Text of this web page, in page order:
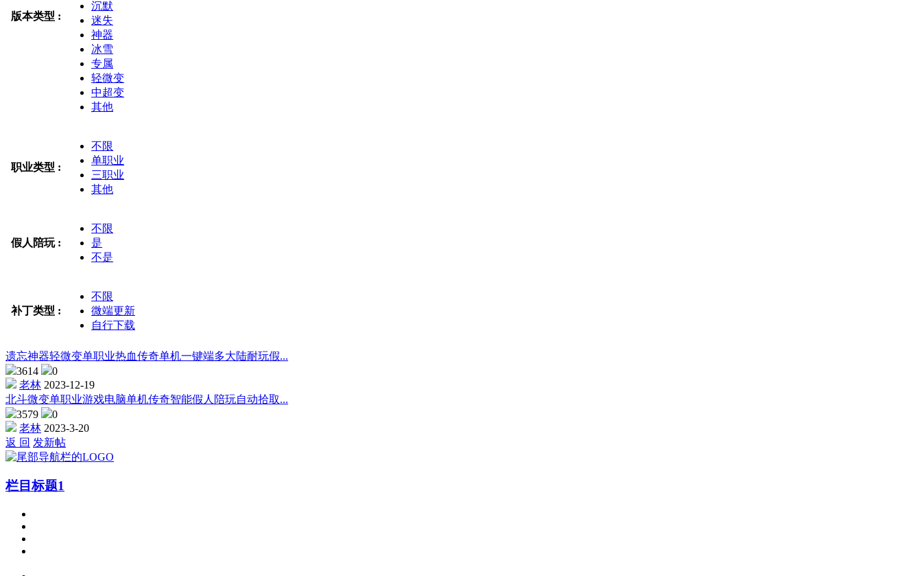
版本类型 :
沉默
迷失
神器
冰雪
专属
轻微变
中超变
其他
职业类型 :
不限
单职业
三职业
其他
假人陪玩 :
不限
是
不是
补丁类型 :
不限
微端更新
自行下载
遗忘神器轻微变单职业热血传奇单机一键端多大陆耐玩假...
3614
0
老林 2023-12-19
北斗微变单职业游戏电脑单机传奇智能假人陪玩自动拾取...
3579
0
老林 2023-3-20
返 回 发新帖
栏目标题1